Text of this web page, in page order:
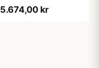
5.674,00 kr